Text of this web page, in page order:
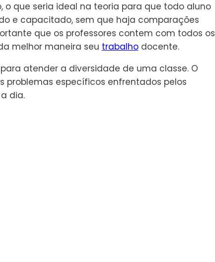
que seria ideal na teoria para que todo aluno
e capacitado, sem que haja comparações
que os professores contem com todos os
melhor maneira seu trabalhodocente.
para atender a diversidade de uma classe. O
problemas específicos enfrentados pelos
dia.